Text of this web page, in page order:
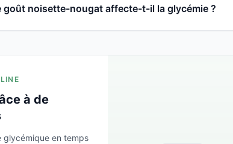
goût noisette-nougat affecte-t-il la glycémie ?
à de
glycémique en temps